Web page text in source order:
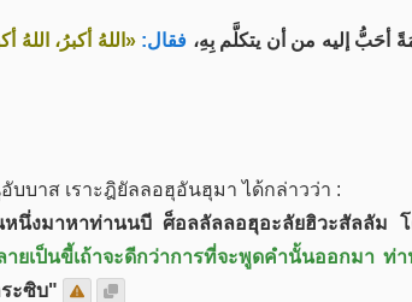
أحَبُّ إليه من أن يتكلَّم بِهِ، فقال: «اللهُ أكبرُ، اللهُ
บบาส เราะฎิยัลลอฮุอันฮุมา ได้กล่าวว่า :
นึ่งมาหาท่านนบี ศ็อลลัลลอฮุอะลัยฮิวะสัลลัม โ
ายเป็นขี้เถ้าจะดีกว่าการที่จะพูดคำนั้นออกมา ท่
ะซิบ"